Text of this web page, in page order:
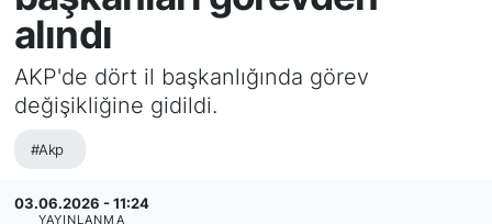
alındı
AKP'de dört il başkanlığında görev
değişikliğine gidildi.
#Akp
03.06.2026 - 11:24
YAYINLANMA
Dünya
Kültür ve Sanat
Trafik Durumu
Süper Lig Puan Durumu ve Fikstür